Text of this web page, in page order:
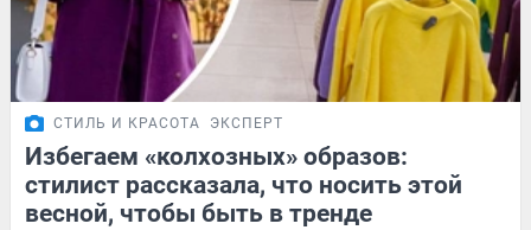
СТИЛЬ И КРАСОТА ЭКСПЕРТ
Избегаем «колхозных» образов:
стилист рассказала, что носить этой
весной, чтобы быть в тренде